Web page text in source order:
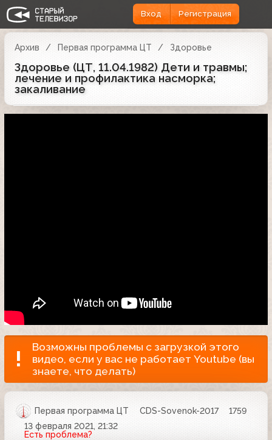
Вход Регистрация
Архив Первая программа ЦТ Здоровье
Здоровье (ЦТ, 11.04.1982) Дети и травмы;
лечение и профилактика насморка;
закаливание
Возможны проблемы с загрузкой этого
видео, если у вас не работает Youtube (вы
знаете, что делать)
Первая программа ЦТ CDS-Sovenok-2017
1759
13 февраля 2021, 21:32
Есть проблема?